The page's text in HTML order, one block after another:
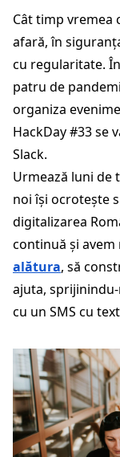
Cât timp vremea
afară, în
cu regularitate.
patru de
organiza
HackDay #33 se
Slack.
Urmează luni de
noi își ocrotește
digitalizarea
continuă și
alătura, să
ajuta,
cu un SMS cu